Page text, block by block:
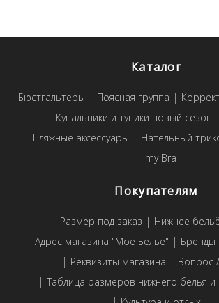
Каталог
Бюстгальтеры Поясная группа
Купальники и туники новый сезон
Пляжные аксессуары
Нательный
my Bra
Покупателям
Размер под заказ
Нижнее
Адрес магазина "Мое Белье"
Бренды
Реквизиты магазина
Вопрос
Таблица размеров нижнего белья и